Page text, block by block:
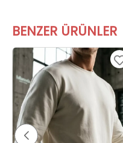
BENZER ÜRÜNLER